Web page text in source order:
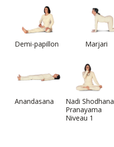
Demi-papillon Marjari
Anandasana
Nadi Shodhana
Pranayama
Niveau 1